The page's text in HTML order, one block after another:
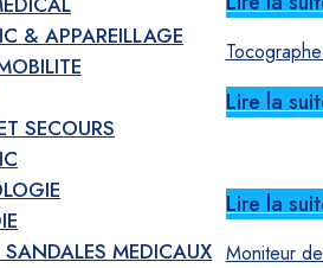
& APPAREILLAGE
SECOURS
MEDICAUX
Lire la
Lire la
Moniteur